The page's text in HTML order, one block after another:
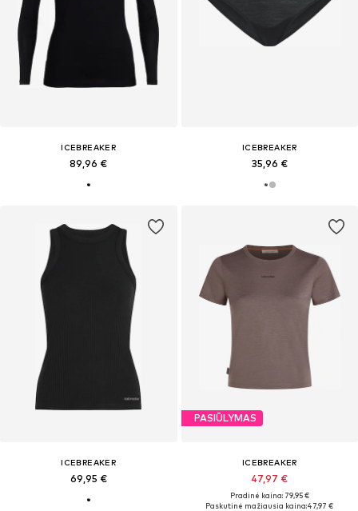
ICEBREAKER
89,96 €
ICEBREAKER
35,96 €
ICEBREAKER
69,95 €
PASIŪLYMAS
ICEBREAKER
47,97 €
Pradinė kaina: 79,95 €
Paskutinė mažiausia kaina:47,97 €